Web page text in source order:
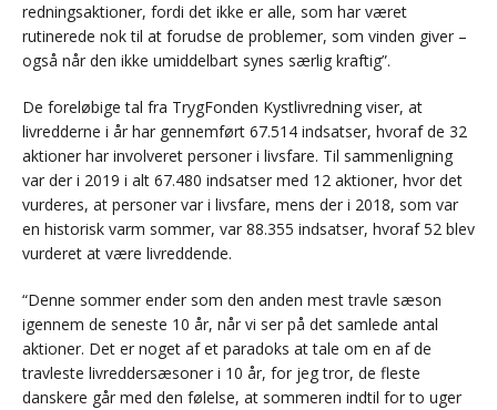
redningsaktioner, fordi det ikke er alle, som har været
rutinerede nok til at forudse de problemer, som vinden giver –
også når den ikke umiddelbart synes særlig kraftig”.
De foreløbige tal fra TrygFonden Kystlivredning viser, at
livredderne i år har gennemført 67.514 indsatser, hvoraf de 32
aktioner har involveret personer i livsfare. Til sammenligning
var der i 2019 i alt 67.480 indsatser med 12 aktioner, hvor det
vurderes, at personer var i livsfare, mens der i 2018, som var
en historisk varm sommer, var 88.355 indsatser, hvoraf 52 blev
vurderet at være livreddende.
“Denne sommer ender som den anden mest travle sæson
igennem de seneste 10 år, når vi ser på det samlede antal
aktioner. Det er noget af et paradoks at tale om en af de
travleste livreddersæsoner i 10 år, for jeg tror, de fleste
danskere går med den følelse, at sommeren indtil for to uger